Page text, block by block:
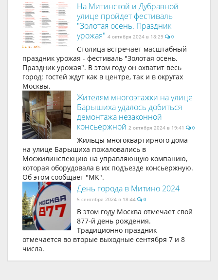
На Митинской и Дубравной
улице пройдет фестиваль
"Золотая осень. Праздник
урожая" 4 октября 2024 в 18:29 0
Столица встречает масштабный
праздник урожая - фестиваль "Золотая осень.
Праздник урожая". В этом году он охватит весь
город: гостей ждут как в центре, так и в округах
Москвы.
Жителям многоэтажки на улице
Барышиха удалось добиться
демонтажа незаконной
консьержной 2 октября 2024 в 19:41 0
Жильцы многоквартирного дома
на улице Барышиха пожаловались в
Мосжилинспекцию на управляющую компанию,
которая оборудовала в их подъезде консьержную.
Об этом сообщает "МК".
День города в Митино 2024
5 сентября 2024 в 18:44 0
В этом году Москва отмечает свой
877-й день рождения.
Традиционно праздник
отмечается во вторые выходные сентября 7 и 8
числа.